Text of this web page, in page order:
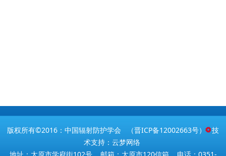
版权所有©2016：中国辐射防护学会 （晋ICP备12002663号） 技
术支持：云梦网络